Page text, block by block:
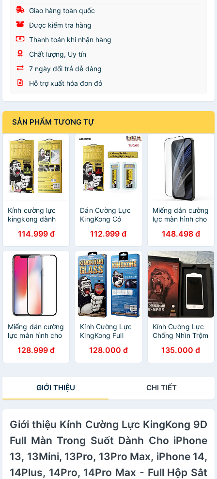
Giao hàng toàn quốc
Được kiểm tra hàng
Thanh toán khi nhận hàng
Chất lượng, Uy tín
7 ngày đổi trả dễ dàng
Hỗ trợ xuất hóa đơn đỏ
SẢN PHẨM TƯƠNG TỰ
Kính cường lực
kingkong dành
15 Pro Max/ 14
Pro/ 14 Pro Max/
iPhone 13/ 13
Pro/ 13 Pro Max/
iPhone 12/ 12
Pro/ 12 Pro Max/
iPhone 11/ 11 Pro
Max/ iPhone XS
MAX, XR, XS
cường lực tự dán
hiệu WEKOME -
Hàng chính hãng
114.999 đ
Dán Cường Lực
KingKong Có
Ngăn Bụi Loa
Dành Cho iPhone
- Chống Nhín
Trộm Dán Full
Màn - Hàng
Chính Hãng
112.999 đ
Miếng dán cường
lực màn hình cho
hiệu Kingkong
Tempered -
Hàng nhập khẩu
148.498 đ
Miếng dán cường
lực màn hình cho
Max (6.5") hiệu
Kingkong chuẩn
128.999 đ
Kính Cường Lực
KingKong Full
Nhất Chống Vỡ
Viền cho iPhone
128.000 đ
Kính Cường Lực
Chống Nhìn Trộm
Cho iPhone 13
Promax, 12
Dán Full Màn -
135.000 đ
GIỚI THIỆU CHI TIẾT
Giới thiệu Kính Cường Lực KingKong 9D
Full Màn Trong Suốt Dành Cho iPhone
13, 13Mini, 13Pro, 13Pro Max, iPhone 14,
14Plus, 14Pro, 14Pro Max - Full Hộp Sắt